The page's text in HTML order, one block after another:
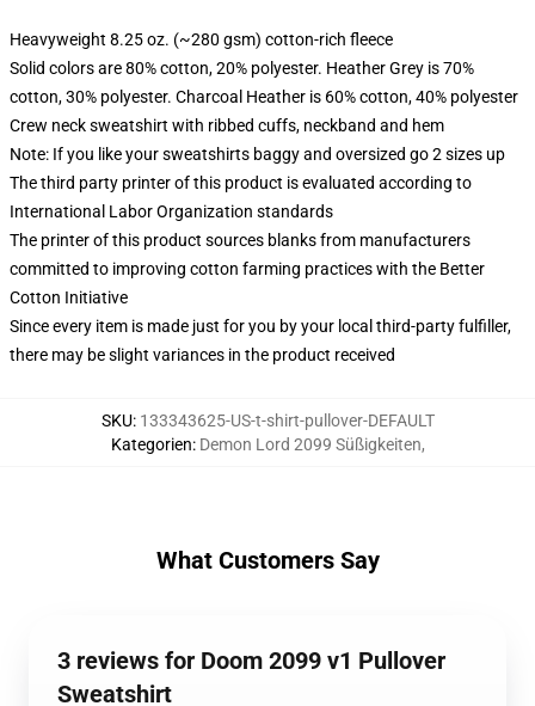
Heavyweight 8.25 oz. (~280 gsm) cotton-rich fleece
Solid colors are 80% cotton, 20% polyester. Heather Grey is 70%
cotton, 30% polyester. Charcoal Heather is 60% cotton, 40% polyester
Crew neck sweatshirt with ribbed cuffs, neckband and hem
Note: If you like your sweatshirts baggy and oversized go 2 sizes up
The third party printer of this product is evaluated according to
International Labor Organization standards
The printer of this product sources blanks from manufacturers
committed to improving cotton farming practices with the Better
Cotton Initiative
Since every item is made just for you by your local third-party fulfiller,
there may be slight variances in the product received
SKU: 133343625-US-t-shirt-pullover-DEFAULT
Kategorien: Demon Lord 2099 Süßigkeiten,
What Customers Say
3 reviews for Doom 2099 v1 Pullover
Sweatshirt